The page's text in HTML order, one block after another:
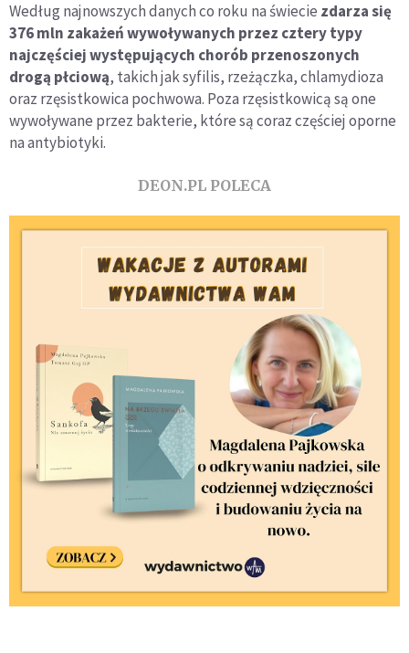
Według najnowszych danych co roku na świecie zdarza się
376 mln zakażeń wywoływanych przez cztery typy
najczęściej występujących chorób przenoszonych
drogą płciową, takich jak syfilis, rzeżączka, chlamydioza
oraz rzęsistkowica pochwowa. Poza rzęsistkowicą są one
wywoływane przez bakterie, które są coraz częściej oporne
na antybiotyki.
DEON.PL POLECA